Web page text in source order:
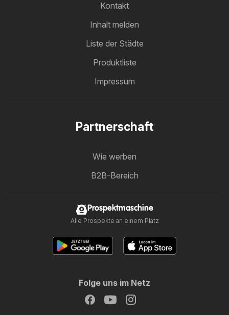
Kontakt
Inhalt melden
Liste der Städte
Produktliste
Impressum
Partnerschaft
Wie werben
B2B-Bereich
Prospektmaschine
Alle Prospekte an einem Platz
Folge uns im Netz